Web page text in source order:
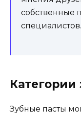
собственные
специалистов.
Категории
Зубные пасты